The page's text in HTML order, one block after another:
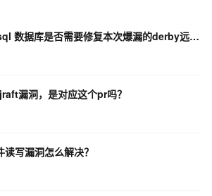
nacos 1.4.x使用mysql 数据库是否需要修复本次爆漏的derby远程执行漏洞？
漏洞，是对应这个pr吗？
写漏洞怎么解决？